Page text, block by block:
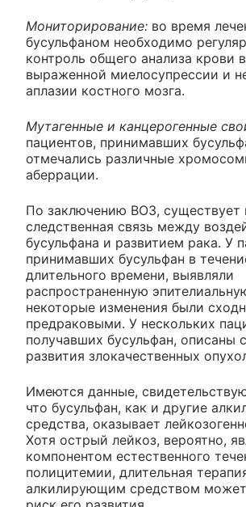
Мониторирование: во время
бусульфаном необходимо
контроль общего анализа крови
выраженной миелосупрессии и
аплазии костного мозга.
Мутагенные и канцерогенные
пациентов, принимавших
отмечались различные
аберрации.
По заключению ВОЗ, существует
следственная связь между
бусульфана и развитием рака. У
принимавших бусульфан в
длительного времени, выявляли
распространенную
некоторые изменения были
предраковыми. У нескольких
получавших бусульфан, описаны
развития злокачественных
Имеются данные,
что бусульфан, как и другие
средства, оказывает
Хотя острый лейкоз, вероятно,
компонентом естественного
полицитемии, длительная
алкилирующим средством